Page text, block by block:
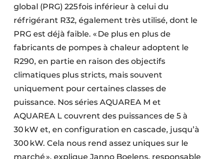
global (PRG) 225 fois inférieur à celui du
réfrigérant R32, également très utilisé, dont le
PRG est déjà faible. « De plus en plus de
fabricants de pompes à chaleur adoptent le
R290, en partie en raison des objectifs
climatiques plus stricts, mais souvent
uniquement pour certaines classes de
puissance. Nos séries AQUAREA M et
AQUAREA L couvrent des puissances de 5 à
30 kW et, en configuration en cascade, jusqu’à
300 kW. Cela nous rend assez uniques sur le
marché », explique Janno Boelens, responsable